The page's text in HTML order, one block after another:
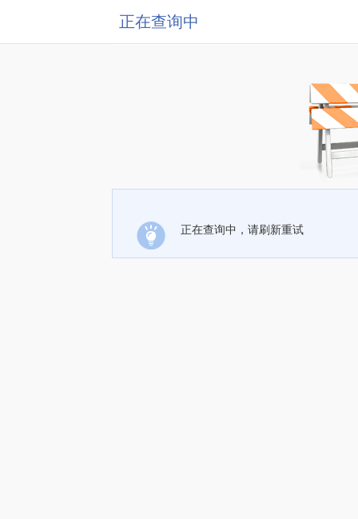
正在查询中
正在查询中，请刷新重试